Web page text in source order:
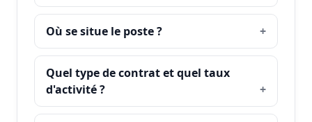
Où se situe le poste ?
Quel type de contrat et quel taux
d'activité ?